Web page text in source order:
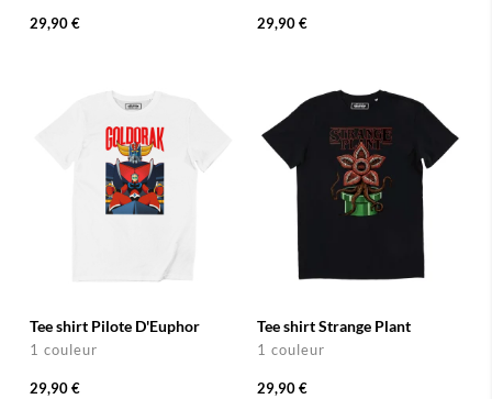
29,90 € 29,90 €
Tee shirt Pilote D'Euphor
1 couleur
29,90 €
Tee shirt Strange Plant
1 couleur
29,90 €